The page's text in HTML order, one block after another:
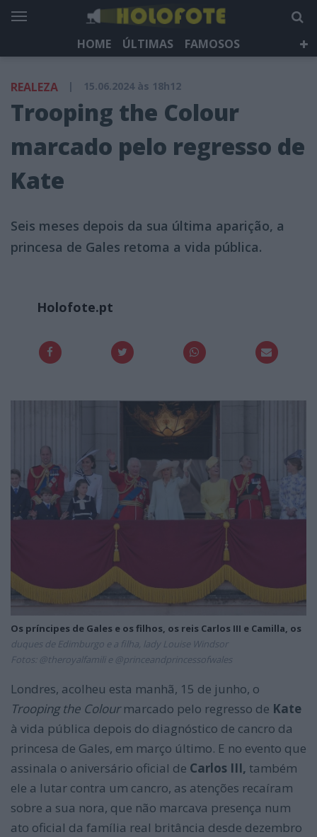
HOME ÚLTIMAS
FAMOSOS
HOLOFOTE TV
NEWSLETTER
REALEZA | 15.06.2024 às 18h12
Trooping the Colour
marcado pelo regresso de
Kate
Seis meses depois da sua última aparição, a
princesa de Gales retoma a vida pública.
Holofote.pt
Os príncipes de Gales e os filhos, os reis Carlos III e Camilla, os
duques de Edimburgo e a filha, lady Louise Windsor
Fotos: @theroyalfamili e @princeandprincessofwales
Londres, acolheu esta manhã, 15 de junho, o
Trooping the Colourmarcado pelo regresso de Kate
à vida pública depois do diagnóstico de cancro da
princesa de Gales, em março último. E no evento que
assinala o aniversário oficial de Carlos III, também
ele a lutar contra um cancro, as atenções recaíram
sobre a sua nora, que não marcava presença num
ato oficial da família real britância desde dezembro